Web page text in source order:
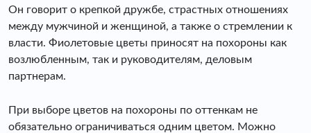
Он говорит о крепкой дружбе, страстных отношениях
между мужчиной и женщиной, а также о стремлении к
власти. Фиолетовые цветы приносят на похороны как
возлюбленным, так и руководителям, деловым
партнерам.
При выборе цветов на похороны по оттенкам не
обязательно ограничиваться одним цветом. Можно